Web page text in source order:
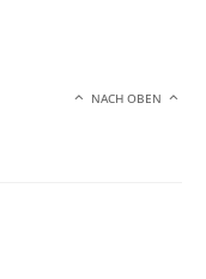
NACH OBEN